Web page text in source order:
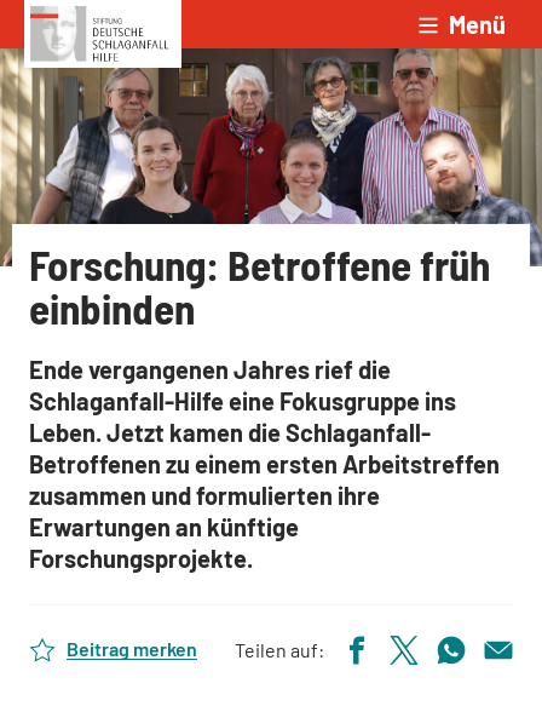
Zum Inhalt springen Menü
Forschung: Betroffene früh
einbinden
Ende vergangenen Jahres rief die
Schlaganfall-Hilfe eine Fokusgruppe ins
Leben. Jetzt kamen die Schlaganfall-
Betroffenen zu einem ersten Arbeitstreffen
zusammen und formulierten ihre
Erwartungen an künftige
Forschungsprojekte.
Beitrag merken Teilen auf: